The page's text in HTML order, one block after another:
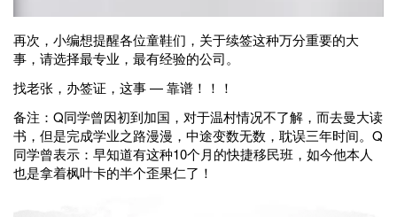
再次，小编想提醒各位童鞋们，关于续签这种万分重要的大
事，请选择最专业，最有经验的公司。
找老张，办签证，这事 — 靠谱！！！
备注：Q同学曾因初到加国，对于温村情况不了解，而去曼大读
书，但是完成学业之路漫漫，中途变数无数，耽误三年时间。Q
同学曾表示：早知道有这种10个月的快捷移民班，如今他本人
也是拿着枫叶卡的半个歪果仁了！